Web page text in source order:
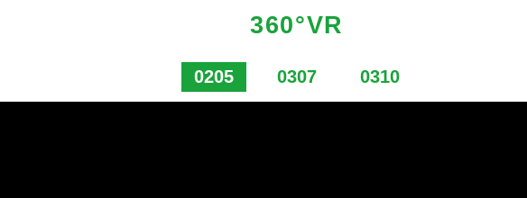
360°VR
0205 0307 0310